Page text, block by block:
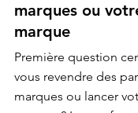
marques ou
marque
Première question
vous revendre des
marques ou lancer